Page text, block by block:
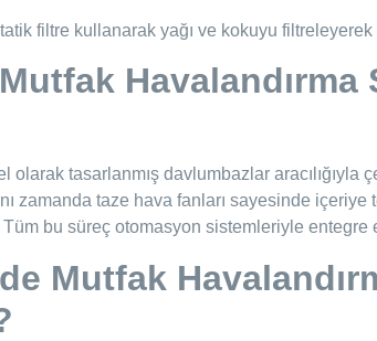
filtre kullanarak yağı ve kokuyu filtreleyerek
Havalandırma
olarak tasarlanmış davlumbazlar aracılığıyla
zamanda taze hava fanları sayesinde
bu süreç otomasyon sistemleriyle entegre
Mutfak